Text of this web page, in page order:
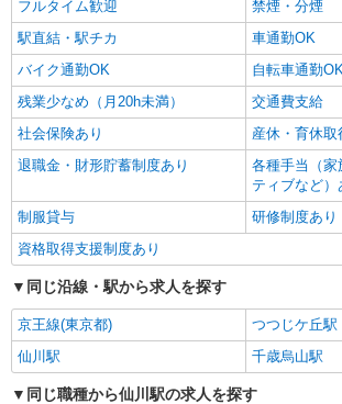
フルタイム歓迎
禁煙・分煙
駅直結・駅チカ
車通勤OK
バイク通勤OK
自転車通勤
残業少なめ（月20h未満）
交通費支給
社会保険あり
産休・育休取
退職金・財形貯蓄制度あり
各種手当（家
ティブなど）
制服貸与
研修制度あり
資格取得支援制度あり
同じ沿線・駅から求人を探す
京王線(東京都)
つつじケ丘駅
仙川駅
千歳烏山駅
同じ職種から仙川駅の求人を探す